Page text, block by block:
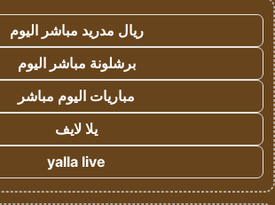
ريال مدريد مباشر اليوم
برشلونة مباشر اليوم
مباريات اليوم مباشر
يلا لايف
yalla live